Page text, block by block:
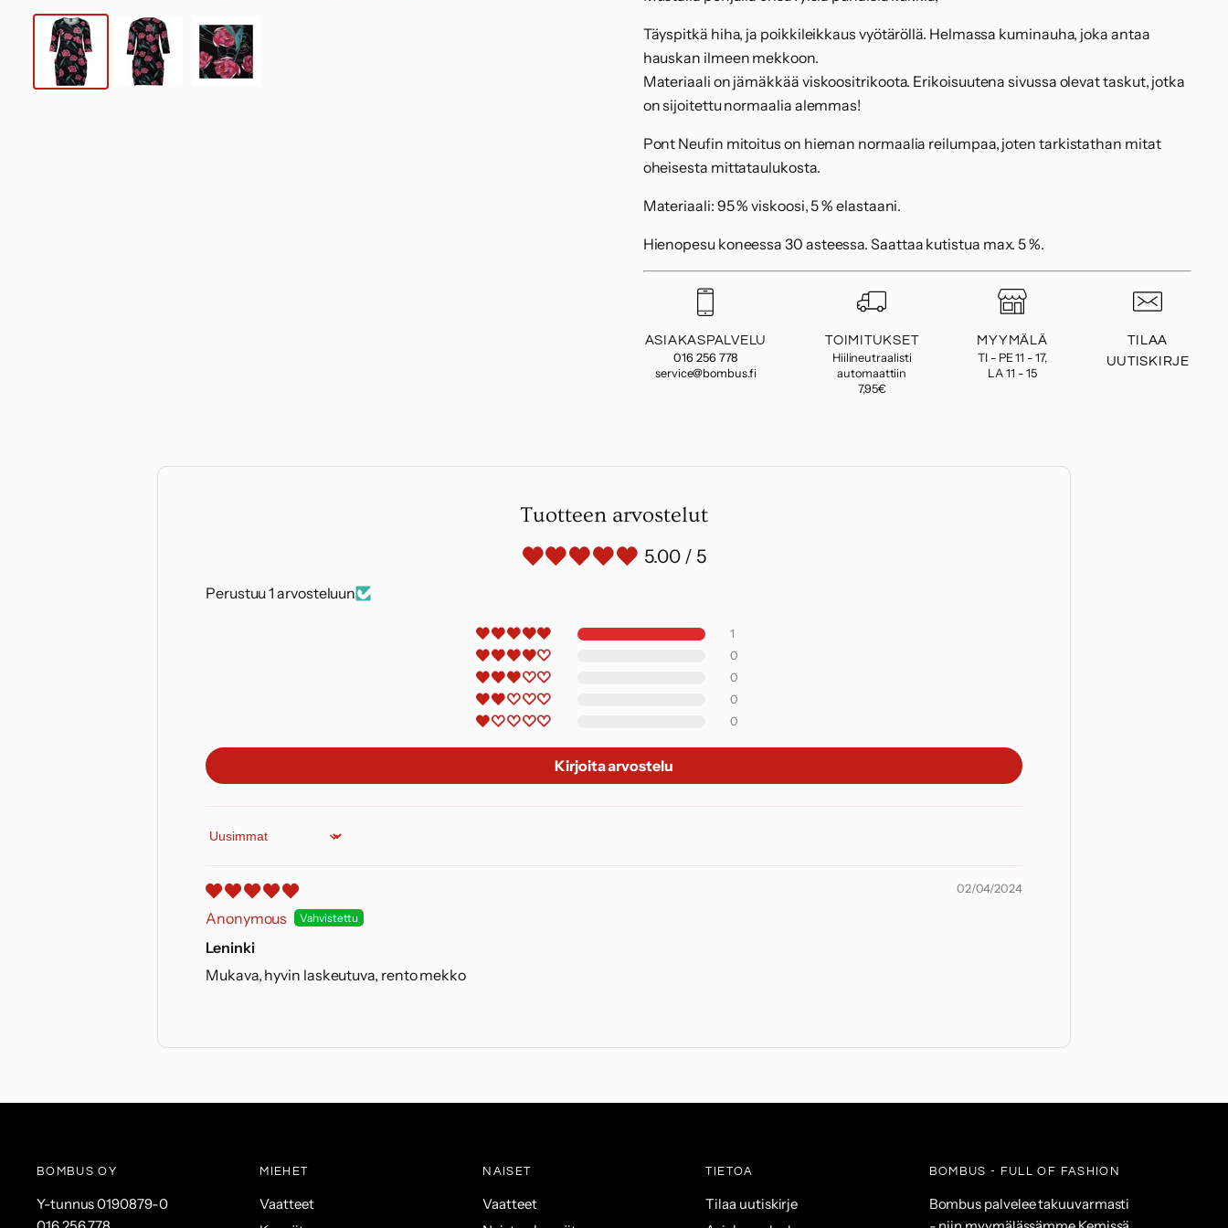
Täyspitkä hiha, ja poikkileikkaus vyötäröllä. Helmassa kuminauha, joka antaa
hauskan ilmeen mekkoon.
Materiaali on jämäkkää viskoositrikoota. Erikoisuutena sivussa olevat taskut, jotka
on sijoitettu normaalia alemmas!
Pont Neufin mitoitus on hieman normaalia reilumpaa, joten tarkistathan mitat
oheisesta mittataulukosta.
Materiaali: 95 % viskoosi, 5 % elastaani.
Hienopesu koneessa 30 asteessa. Saattaa kutistua max. 5 %.
ASIAKASPALVELU
016 256 778
service@bombus.fi
TOIMITUKSET
Hiilineutraalisti
automaattiin
7,95€
MYYMÄLÄ
TI - PE 11 - 17,
LA 11 - 15
TILAA
UUTISKIRJE
Tuotteen arvostelut
5.00 / 5
Perustuu 1 arvosteluun
1
0
0
0
0
Kirjoita arvostelu
Sort by
02/04/2024
Anonymous
Leninki
Mukava, hyvin laskeutuva, rento mekko
BOMBUS OY
Y-tunnus 0190879-0
MIEHET
Vaatteet
NAISET
Vaatteet
TIETOA
Tilaa uutiskirje
BOMBUS - FULL OF FASHION
Bombus palvelee takuuvarmasti